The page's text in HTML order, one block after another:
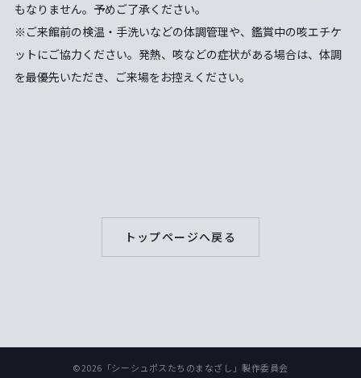
もなりません。予めご了承ください。
※ご来館前の検温・手洗いなどの体調管理や、鑑賞中の咳エチケ
ットにご協力ください。発熱、咳などの症状がある場合は、体調
を最優先いただき、ご来場をお控えください。
トップページへ戻る
©2026「シーシュポスたちのまなざし」製作委員会